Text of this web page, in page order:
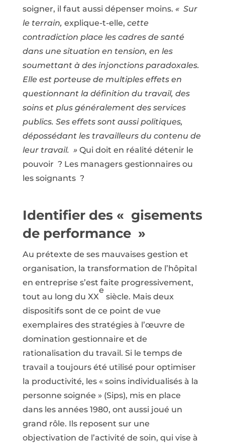
soigner, il faut aussi dépenser moins. « Sur
le terrain, explique-t-elle, cette
contradiction place les cadres de santé
dans une situation en tension, en les
soumettant à des injonctions paradoxales.
Elle est porteuse de multiples effets en
questionnant la définition du travail, des
soins et plus généralement des services
publics. Ses effets sont aussi politiques,
dépossédant les travailleurs du contenu de
leur travail. »Qui doit en réalité détenir le
pouvoir ? Les managers gestionnaires ou
les soignants ?
Identifier des « gisements
de performance »
Au prétexte de ses mauvaises gestion et
organisation, la transformation de l’hôpital
en entreprise s’est faite progressivement,
tout au long du XX
e
siècle. Mais deux
dispositifs sont de ce point de vue
exemplaires des stratégies à l’œuvre de
domination gestionnaire et de
rationalisation du travail. Si le temps de
travail a toujours été utilisé pour optimiser
la productivité, les « soins individualisés à la
personne soignée » (Sips), mis en place
dans les années 1980, ont aussi joué un
grand rôle. Ils reposent sur une
objectivation de l’activité de soin, qui vise à